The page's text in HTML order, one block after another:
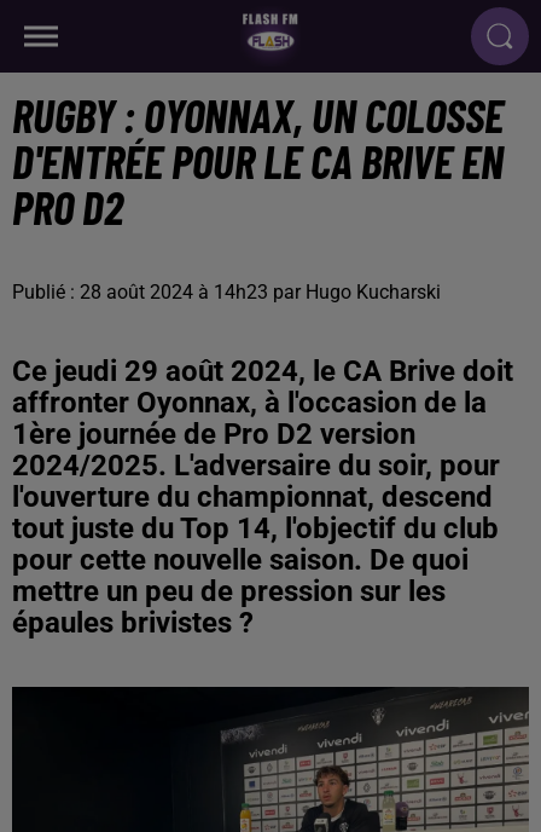
RUGBY : OYONNAX, UN COLOSSE
D'ENTRÉE POUR LE CA BRIVE EN
PRO D2
Publié : 28 août 2024 à 14h23 par Hugo Kucharski
Ce jeudi 29 août 2024, le CA Brive doit
affronter Oyonnax, à l'occasion de la
1ère journée de Pro D2 version
2024/2025. L'adversaire du soir, pour
l'ouverture du championnat, descend
tout juste du Top 14, l'objectif du club
pour cette nouvelle saison. De quoi
mettre un peu de pression sur les
épaules brivistes ?